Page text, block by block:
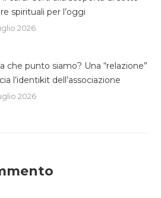
spirituali per l’oggi
2026
che punto siamo? Una “relazione”
l’identikit dell’associazione
2026